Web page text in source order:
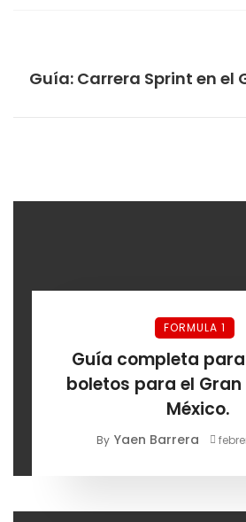
Guía: Carrera Sprint en el
FORMULA 1
Guía completa
boletos para el Gran
México.
By Yaen Barrera